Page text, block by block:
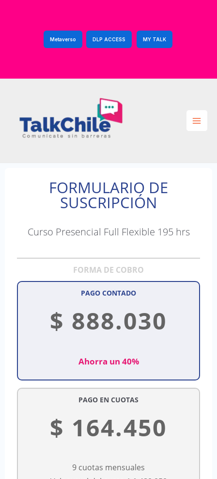
Metaverso DLP ACCESS MY TALK
FORMULARIO DE
SUSCRIPCIÓN
Curso Presencial Full Flexible 195 hrs
FORMA DE COBRO
PAGO CONTADO
$ 888.030
Ahorra un 40%
PAGO EN CUOTAS
$ 164.450
9 cuotas mensuales